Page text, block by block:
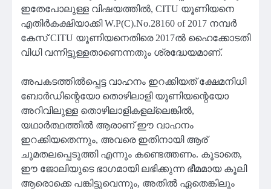
ഇതേപോലുള്ള വിഷയത്തിൽ, CITU യൂണിയനെ
എതിർകക്ഷിയാക്കി W.P(C).No.28160 of 2017 നമ്പർ
കേസ് CITU യൂണിയനെതിരെ 2017ൽ ഹൈക്കോടതി
വിധി വന്നിട്ടുള്ളതാണെന്നതും ശ്രദ്ധേയമാണ്.
അപകടത്തിൽപ്പെട്ട വാഹനം ഇറക്കിയത് ക്ഷേമനിധി
ബോർഡിന്റെയോ തൊഴിലാളി യൂണിയന്റെയോ
അറിവിലുള്ള തൊഴിലാളികളല്ലെങ്കിൽ,
യഥാർത്ഥത്തിൽ ആരാണ് ഈ വാഹനം
ഇറക്കിയതെന്നും, അവരെ ഇതിനായി ആര്
ചുമതലപ്പെടുത്തി എന്നും കണ്ടെത്തണം. കൂടാതെ,
ഈ ജോലിയുടെ ഭാഗമായി ലഭിക്കുന്ന ഭീമമായ കൂലി
ആരൊക്കെ പങ്കിട്ടുവെന്നും, അതിൽ ഏതെങ്കിലും